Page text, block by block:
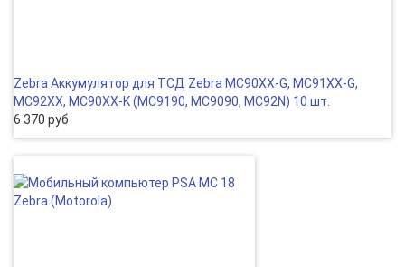
Zebra Аккумулятор для ТСД Zebra MC90XX-G, MC91XX-G,
MC92XX, MC90XX-K (MC9190, MC9090, MC92N) 10 шт.
6 370 руб